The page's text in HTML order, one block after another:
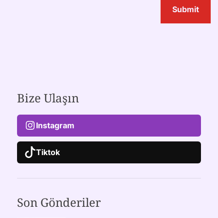
Bize Ulaşın
Instagram
Tiktok
Son Gönderiler